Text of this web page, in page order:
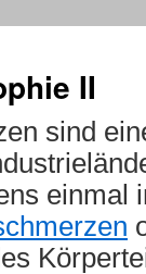
II
sind
einmal